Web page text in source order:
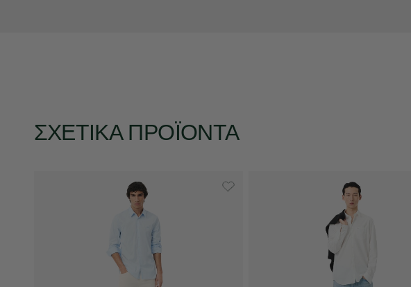
ΣΧΕΤΙΚΆ ΠΡΟΪΌΝΤΑ